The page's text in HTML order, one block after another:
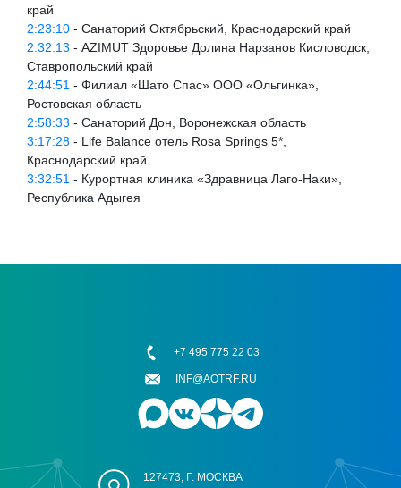
край
2:23:10 - Санаторий Октябрьский, Краснодарский край
2:32:13 - AZIMUT Здоровье Долина Нарзанов Кисловодск,
Ставропольский край
2:44:51 - Филиал «Шато Спас» ООО «Ольгинка»,
Ростовская область
2:58:33 - Санаторий Дон, Воронежская область
3:17:28 - Life Balance отель Rosa Springs 5*,
Краснодарский край
3:32:51 - Курортная клиника «Здравница Лаго-Наки»,
Республика Адыгея
127473, Г. МОСКВА
+7 495 775 22 03
INF@AOTRF.RU